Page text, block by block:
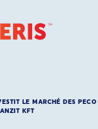
LE MARCHÉ DES
KFT